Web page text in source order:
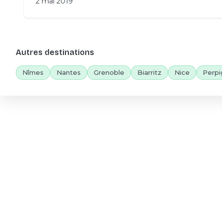
Autres destinations
Nîmes Nantes Grenoble Biarritz Nice